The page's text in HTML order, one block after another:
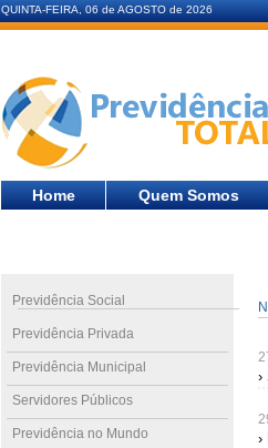
QUINTA-FEIRA, 06 de AGOSTO de 2026
Home Quem Somos
Previdência Social
Previdência Privada
Previdência Municipal
Servidores Públicos
Previdência no Mundo